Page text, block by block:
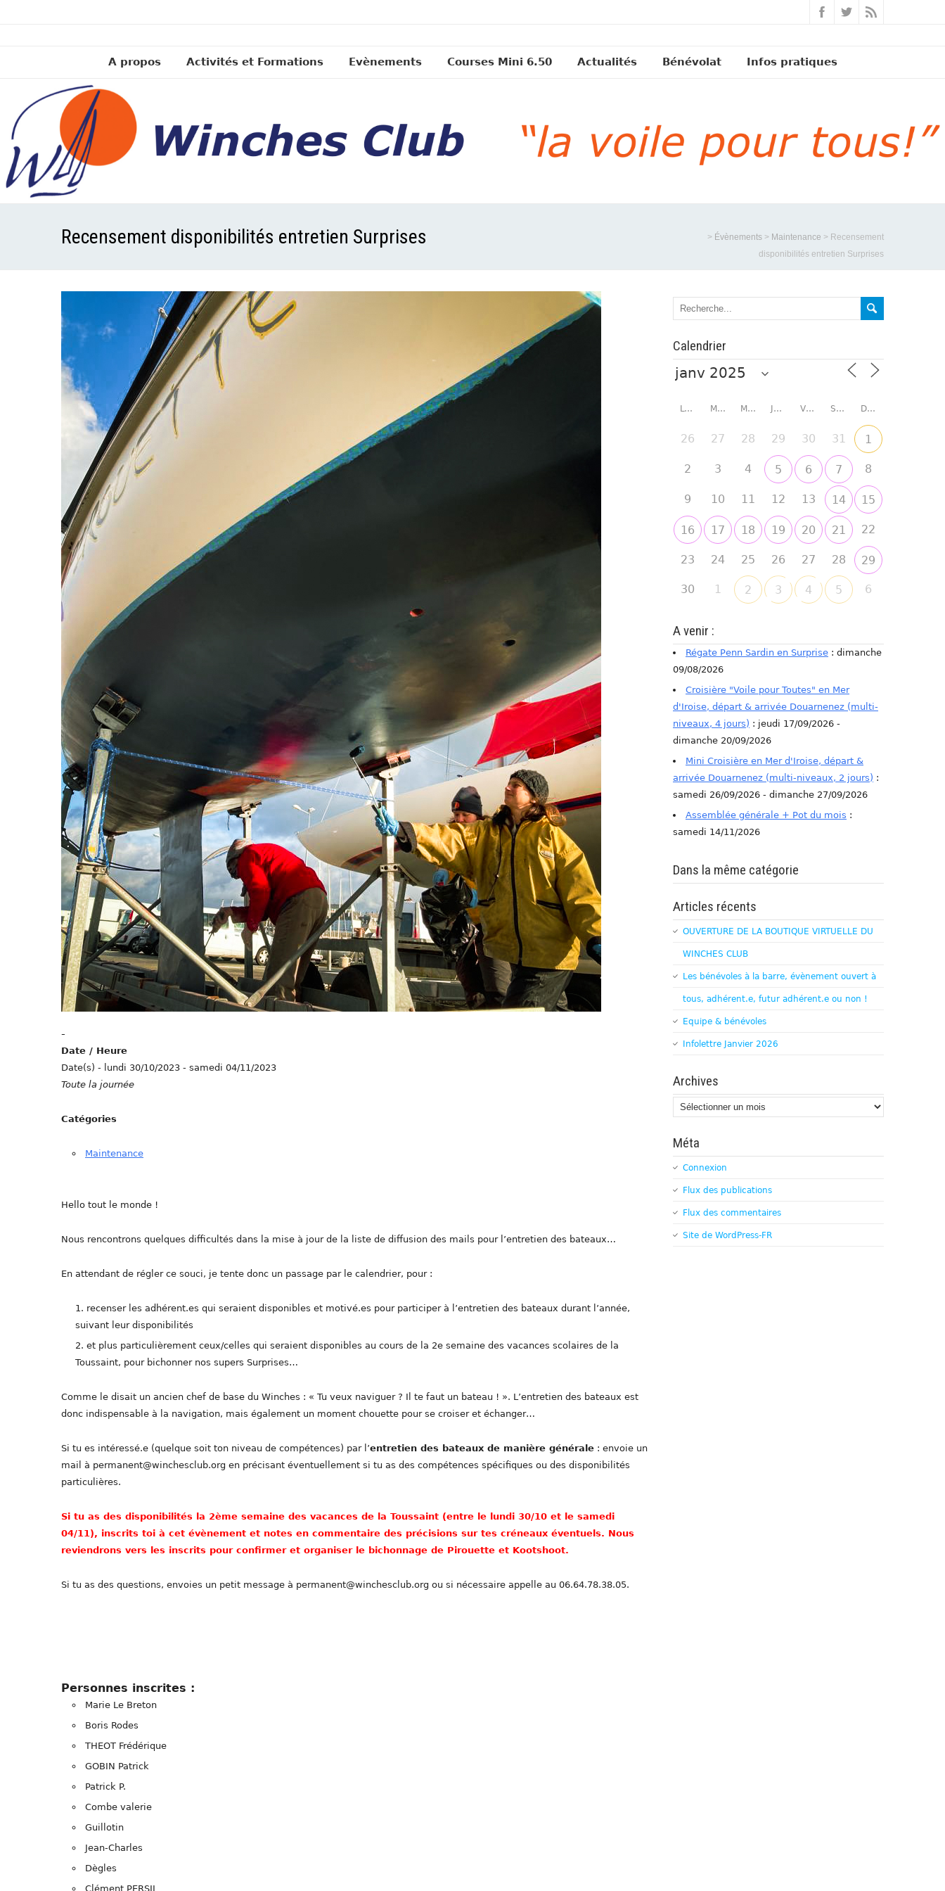
A propos Activités et Formations Evènements Courses Mini 6.50 Actualités Bénévolat Infos pratiques
Recensement disponibilités entretien Surprises > Évènements > Maintenance > Recensement
disponibilités entretien Surprises
-
Date / Heure
Date(s) - lundi 30/10/2023 - samedi 04/11/2023
Toute la journée
Catégories
Maintenance
Hello tout le monde !
Nous rencontrons quelques difficultés dans la mise à jour de la liste de diffusion des mails pour l’entretien des bateaux…
En attendant de régler ce souci, je tente donc un passage par le calendrier, pour :
recenser les adhérent.es qui seraient disponibles et motivé.es pour participer à l’entretien des bateaux durant l’année,
suivant leur disponibilités
et plus particulièrement ceux/celles qui seraient disponibles au cours de la 2e semaine des vacances scolaires de la
Toussaint, pour bichonner nos supers Surprises…
Comme le disait un ancien chef de base du Winches : « Tu veux naviguer ? Il te faut un bateau ! ». L’entretien des bateaux est
donc indispensable à la navigation, mais également un moment chouette pour se croiser et échanger…
Si tu es intéressé.e (quelque soit ton niveau de compétences) par l’entretien des bateaux de manière générale : envoie un
mail à permanent@winchesclub.org en précisant éventuellement si tu as des compétences spécifiques ou des disponibilités
particulières.
Si tu as des disponibilités la 2ème semaine des vacances de la Toussaint (entre le lundi 30/10 et le samedi
04/11), inscrits toi à cet évènement et notes en commentaire des précisions sur tes créneaux éventuels. Nous
reviendrons vers les inscrits pour confirmer et organiser le bichonnage de Pirouette et Kootshoot.
Si tu as des questions, envoies un petit message à permanent@winchesclub.org ou si nécessaire appelle au 06.64.78.38.05.
Personnes inscrites :
Marie Le Breton
Boris Rodes
THEOT Frédérique
GOBIN Patrick
Patrick P.
Combe valerie
Guillotin
Jean-Charles
Dègles
Clément PERSIL
Calendrier
LUNDI MARDI MERCREDI JEUDI VENDREDI SAMEDI DIMANCHE
26 27 28 29 30 31 1
2 3 4 5 6 7 8
9 10 11 12 13 14 15
16 17 18 19 20 21 22
23 24 25 26 27 28 29
30 1 2 3 4 5 6
A venir :
Régate Penn Sardin en Surprise : dimanche
09/08/2026
Croisière "Voile pour Toutes" en Mer
d'Iroise, départ & arrivée Douarnenez (multi-
niveaux, 4 jours) : jeudi 17/09/2026 -
dimanche 20/09/2026
Mini Croisière en Mer d'Iroise, départ &
arrivée Douarnenez (multi-niveaux, 2 jours) :
samedi 26/09/2026 - dimanche 27/09/2026
Assemblée générale + Pot du mois :
samedi 14/11/2026
Dans la même catégorie
Articles récents
OUVERTURE DE LA BOUTIQUE VIRTUELLE DU
WINCHES CLUB
Les bénévoles à la barre, évènement ouvert à
tous, adhérent.e, futur adhérent.e ou non !
Equipe & bénévoles
Infolettre Janvier 2026
Archives
Archives
Méta
Connexion
Flux des publications
Flux des commentaires
Site de WordPress-FR